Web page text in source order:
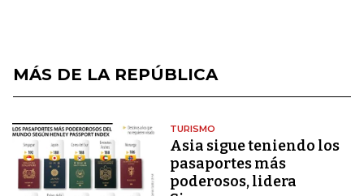
MÁS DE LA REPÚBLICA
TURISMO
Asia sigue teniendo los
pasaportes más
poderosos, lidera